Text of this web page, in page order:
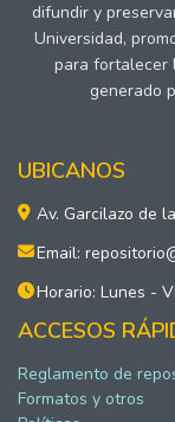
difundir y
Universidad,
para fortalecer
generado
UBICANOS
Av. Garcilazo de
Email:
Horario: Lunes -
ACCESOS
Reglamento de
Formatos y otros